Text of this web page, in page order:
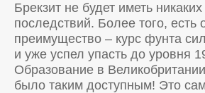
Брекзит не будет иметь
последствий. Более того,
преимущество – курс фунта
и уже успел упасть до уровня
Образование в
было таким доступным! Это